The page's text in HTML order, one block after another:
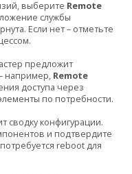
выберите Remote
службы
Если нет – отметьте
предложит
например, Remote
доступа через
по потребности.
сводку конфигурации.
и подтвердите
reboot для